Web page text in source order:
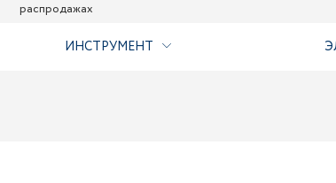
распродажах
ИНСТРУМЕНТ